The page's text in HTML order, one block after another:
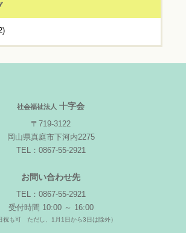
社会福祉法人 十字会
〒719-3122
岡山県真庭市下河内2275
TEL：0867-55-2921
お問い合わせ先
TEL：0867-55-2921
受付時間 10:00 ～ 16:00
祝も可 ただし、1月1日から3日は除外）